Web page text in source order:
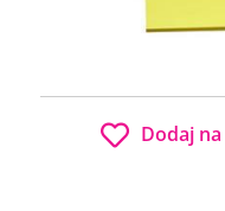
Dodaj